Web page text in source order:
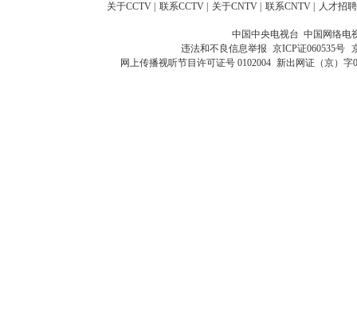
关于CCTV 联系CCTV 关于CNTV 联系CNTV 人才招聘
中国中央电视台 中国网络电
违法和不良信息举报 京ICP证060535号
网上传播视听节目许可证号 0102004 新出网证（京）